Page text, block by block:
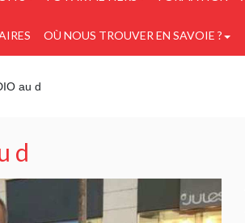
OÙ NOUS TROUVER EN SAVOIE ?
au d
d